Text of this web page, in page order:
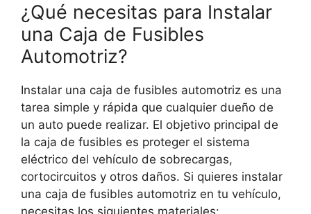
¿Qué necesitas para Instalar
una Caja de Fusibles
Automotriz?
Instalar una caja de fusibles automotriz es una
tarea simple y rápida que cualquier dueño de
un auto puede realizar. El objetivo principal de
la caja de fusibles es proteger el sistema
eléctrico del vehículo de sobrecargas,
cortocircuitos y otros daños. Si quieres instalar
una caja de fusibles automotriz en tu vehículo,